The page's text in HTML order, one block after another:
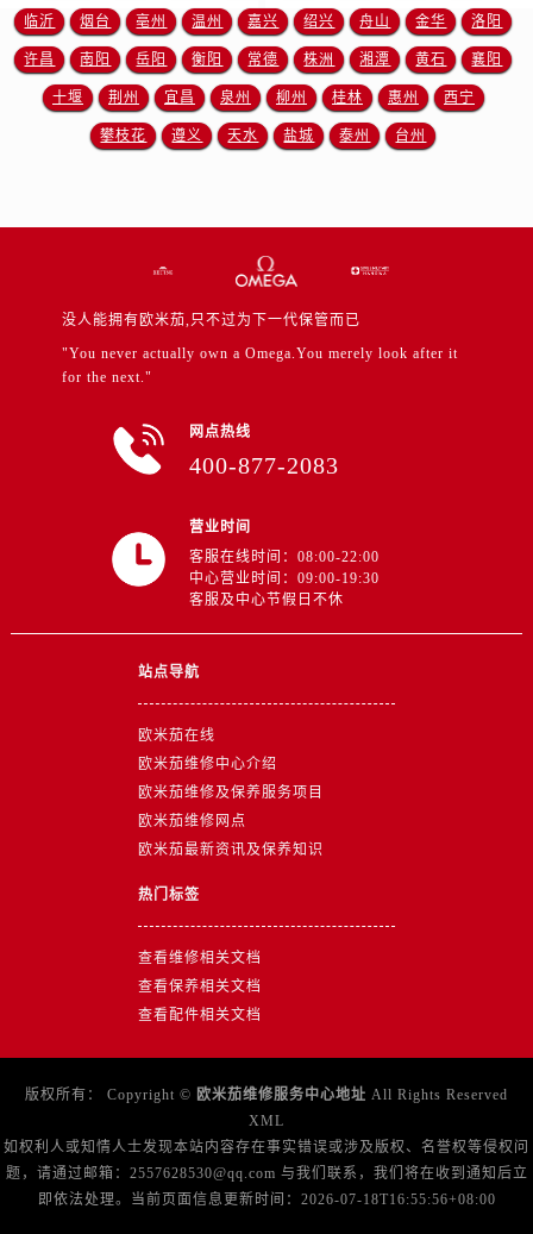
江苏省泰州市海陵区永定东路399号置地商务中心东塔（华润万象城）17层1706室售后服务中心（需提前预约）
江苏省徐州市鼓楼区淮海东路29号苏宁广场IFC国际金融中心35层3508室售后服务中心（需提前预约）
江苏省盐城市盐都区世纪大道5号盐城金融城写字楼1号楼16层1604室售后服务中心（需提前预约）
江苏省扬州市邗江区国展路29号星耀天地写字楼1号楼18层1803室售后服务中心（需提前预约）
浙江省丽水市莲都区解放街售后服务中心（需提前预约）
浙江省宁波市江北区大闸南路500号来福士广场办公楼20层2009室售后服务中心（需提前预约）
浙江省衢州市柯城区上街售后服务中心（需提前预约）
临沂 烟台 亳州 温州 嘉兴 绍兴 舟山 金华 洛阳
许昌 南阳 岳阳 衡阳 常德 株洲 湘潭 黄石 襄阳
十堰 荆州 宜昌 泉州 柳州 桂林 惠州 西宁
攀枝花 遵义 天水 盐城 泰州 台州
没人能拥有欧米茄,只不过为下一代保管而已
"You never actually own a Omega.You merely look after it
for the next."
网点热线
400-877-2083
营业时间
客服在线时间：08:00-22:00
中心营业时间：09:00-19:30
客服及中心节假日不休
站点导航
欧米茄在线
欧米茄维修中心介绍
欧米茄维修及保养服务项目
欧米茄维修网点
欧米茄最新资讯及保养知识
热门标签
查看维修相关文档
查看保养相关文档
查看配件相关文档
版权所有： Copyright © 欧米茄维修服务中心地址 All Rights Reserved
XML
如权利人或知情人士发现本站内容存在事实错误或涉及版权、名誉权等侵权问
题，请通过邮箱：2557628530@qq.com 与我们联系，我们将在收到通知后立
即依法处理。当前页面信息更新时间：2026-07-18T16:55:56+08:00